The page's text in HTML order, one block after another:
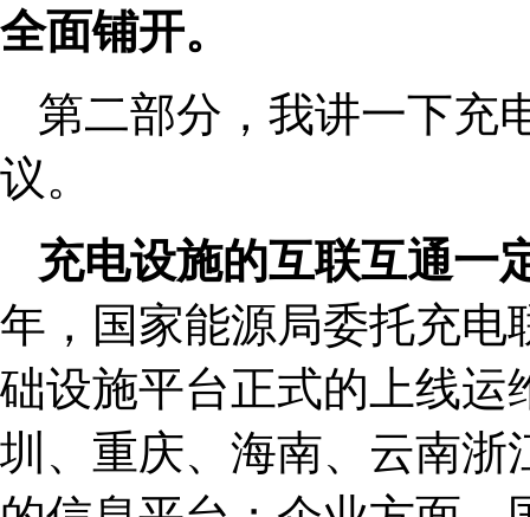
全面铺开。
第二部分，我讲一下充
议。
充电设施的互联互通一
年，国家能源局委托充电
础设施平台正式的上线运
圳、重庆、海南、云南浙